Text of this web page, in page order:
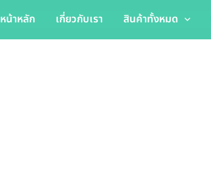
หน้าหลัก เกี่ยวกับเรา สินค้าทั้งหมด